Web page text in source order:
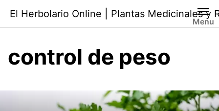
contenido
El Herbolario Online | Plantas Medicinales y
Menu
control de peso